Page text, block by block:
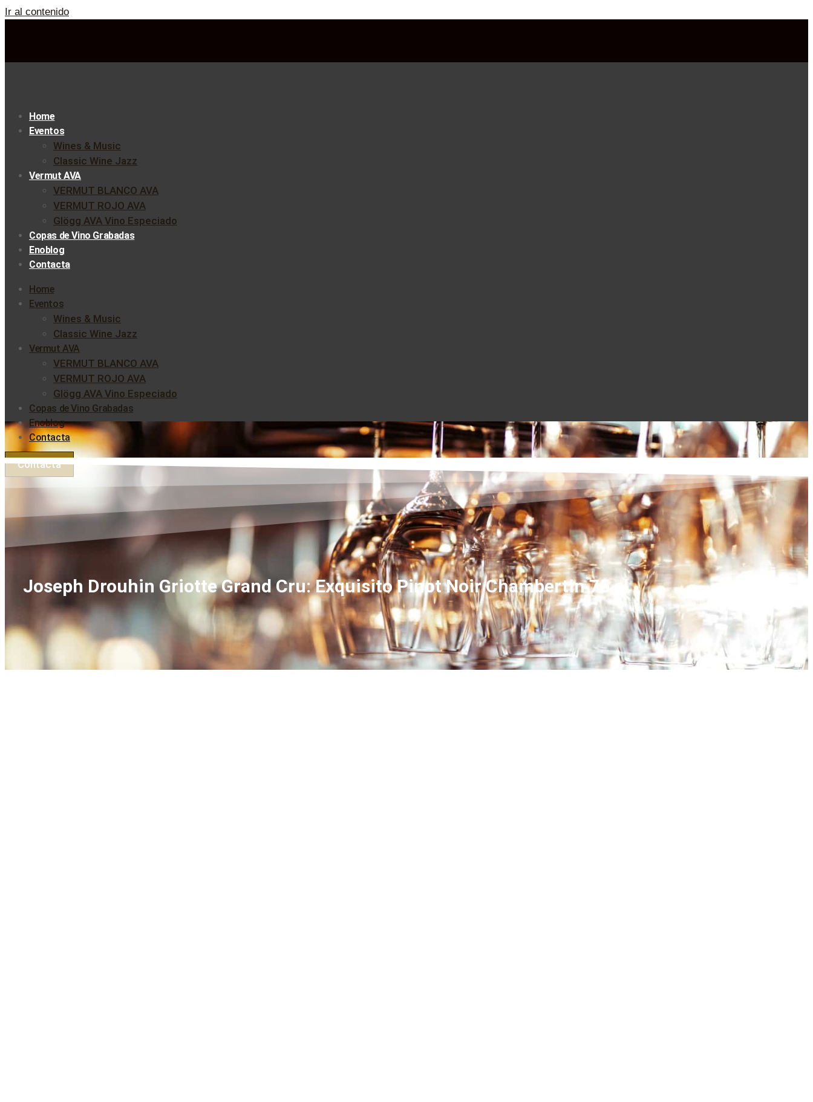
Ir al contenido
Home
Eventos
Wines & Music
Classic Wine Jazz
Vermut AVA
VERMUT BLANCO AVA
VERMUT ROJO AVA
Glögg AVA Vino Especiado
Copas de Vino Grabadas
Enoblog
Contacta
Home
Eventos
Wines & Music
Classic Wine Jazz
Vermut AVA
VERMUT BLANCO AVA
VERMUT ROJO AVA
Glögg AVA Vino Especiado
Copas de Vino Grabadas
Enoblog
Contacta
Contacta
Joseph Drouhin Griotte Grand Cru: Exquisito Pinot Noir Chambertin 75 cl